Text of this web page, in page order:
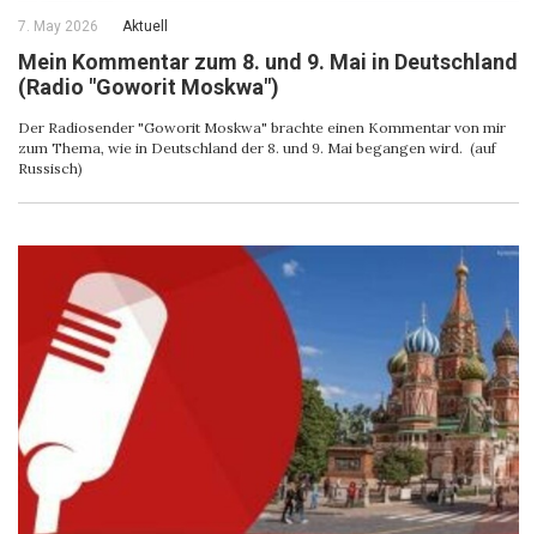
7. May 2026 Aktuell
Mein Kommentar zum 8. und 9. Mai in Deutschland
(Radio "Goworit Moskwa")
Der Radiosender "Goworit Moskwa" brachte einen Kommentar von mir
zum Thema, wie in Deutschland der 8. und 9. Mai begangen wird. (auf
Russisch)